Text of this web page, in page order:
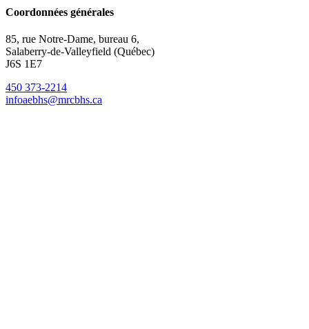
Coordonnées générales
85, rue Notre-Dame, bureau 6,
Salaberry-de-Valleyfield (Québec)
J6S 1E7
450 373-2214
infoaebhs@mrcbhs.ca